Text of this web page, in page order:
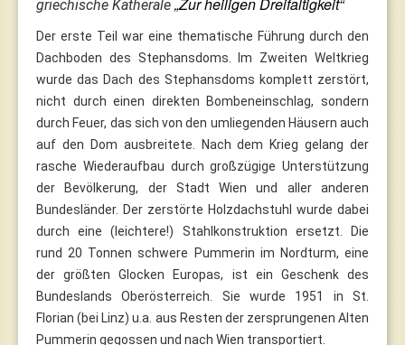
griechische Katherale
Der erste Teil war eine thematische Führung durch den
Dachboden des Stephansdoms. Im Zweiten Weltkrieg
wurde das Dach des Stephansdoms komplett zerstört,
nicht durch einen direkten Bombeneinschlag, sondern
durch Feuer, das sich von den umliegenden Häusern auch
auf den Dom ausbreitete. Nach dem Krieg gelang der
rasche Wiederaufbau durch großzügige Unterstützung
der Bevölkerung, der Stadt Wien und aller anderen
Bundesländer. Der zerstörte Holzdachstuhl wurde dabei
durch eine (leichtere!) Stahlkonstruktion ersetzt. Die
rund 20 Tonnen schwere Pummerin im Nordturm, eine
der größten Glocken Europas, ist ein Geschenk des
Bundeslands Oberösterreich. Sie wurde 1951 in St.
Florian (bei Linz) u.a. aus Resten der zersprungenen Alten
Pummerin gegossen und nach Wien transportiert.